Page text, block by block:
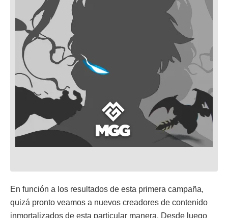
En función a los resultados de esta primera campaña,
quizá pronto veamos a nuevos creadores de contenido
inmortalizados de esta particular manera. Desde luego